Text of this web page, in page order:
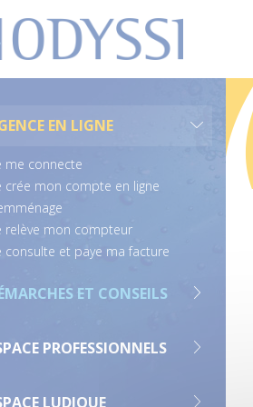
EN LIGNE
me connecte
crée mon compte en ligne
relève mon compteur
consulte et paye ma facture
ET CONSEILS
PROFESSIONNELS
LUDIQUE